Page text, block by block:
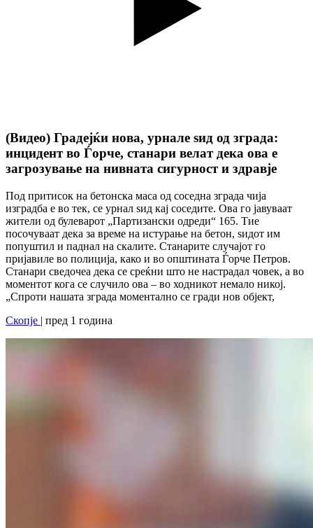
(Видео) Градејќи нова, урнале ѕид од зграда:
инцидент во Ѓорче, станари велат дека ова е
загрозување на нивната сигурност и здравје
Под притисок на бетонска маса од соседна зграда чија
изградба е во тек, се урнал ѕид кај соседите. Ова го јавуваат
жители од булеварот „Партизански одреди“ 165. Тие
посочуваат дека за време на истурање на бетон, ѕидот им
попуштил и паднал на скалите. Станарите случајот го
пријавиле во полиција, како и во општината Ѓорче Петров.
Станари сведочеа дека се среќни што не настрадал човек, а во
моментот кога се случило ова – во ходникот немало никој.
„Спроти нашата зграда моментално се гради нов објект,
Скопје | пред 1 година